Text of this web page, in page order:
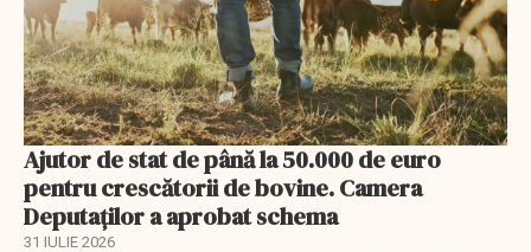
Ajutor de stat de până la 50.000 de euro
pentru crescătorii de bovine. Camera
Deputaților a aprobat schema
31 IULIE 2026